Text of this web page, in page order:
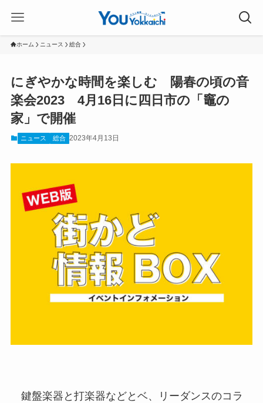
ホーム ニュース 総合
にぎやかな時間を楽しむ 陽春の頃の音
楽会2023 4月16日に四日市の「竈の
家」で開催
ニュース 総合 2023年4月13日
鍵盤楽器と打楽器などとベ、リーダンスのコラ